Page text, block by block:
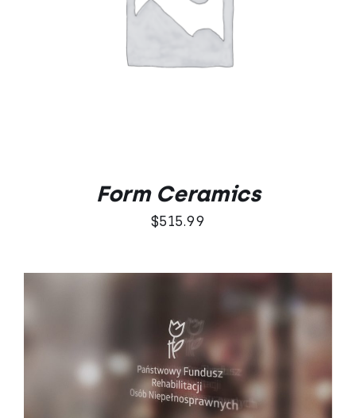
Oceniono
5.00na 5
DODAJ DO KOSZYKA
Form Ceramics
$515.99
DODAJ DO KOSZYKA
/
SZCZEGÓŁY